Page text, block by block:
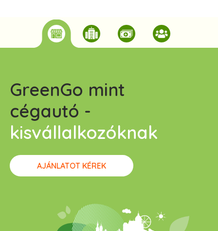
GreenGo mint
cégautó -
kisvállalkozóknak
AJÁNLATOT KÉREK